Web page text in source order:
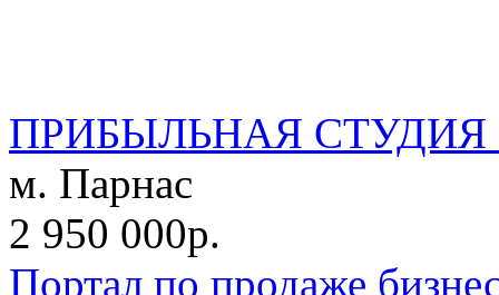
ПРИБЫЛЬНАЯ СТУДИЯ
м. Парнас
2 950 000р.
Портал по продаже